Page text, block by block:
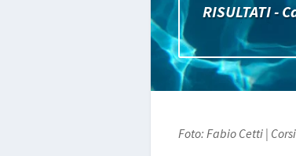
RISULTATI -
Foto: Fabio Cetti |